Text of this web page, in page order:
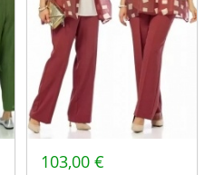
103,00 €